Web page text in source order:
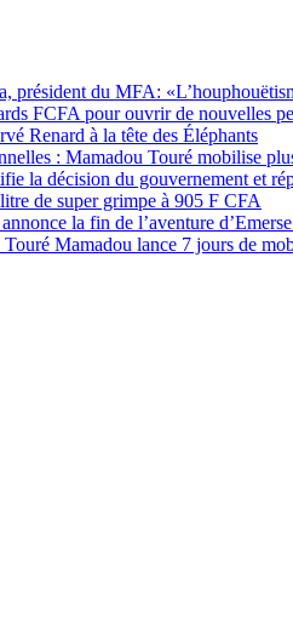
président du MFA:
FCFA pour ouvrir de nouvelles
Renard à la tête des Éléphants
: Mamadou Touré mobilise
la décision du gouvernement et
de super grimpe à 905 F CFA
la fin de l’aventure
Mamadou lance 7 jours de